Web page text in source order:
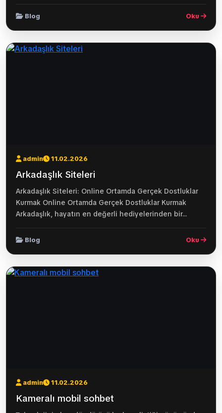
Blog Oku
admin 11.02.2026
Arkadaşlık Siteleri
Arkadaşlık Siteleri: Online Ortamda Gerçek Dostluklar
Kurmak Online Ortamda Gerçek Dostluklar Kurmak
Arkadaşlık, hayatın en değerli hediyelerinden bir...
Blog Oku
admin 11.02.2026
Kameralı mobil sohbet